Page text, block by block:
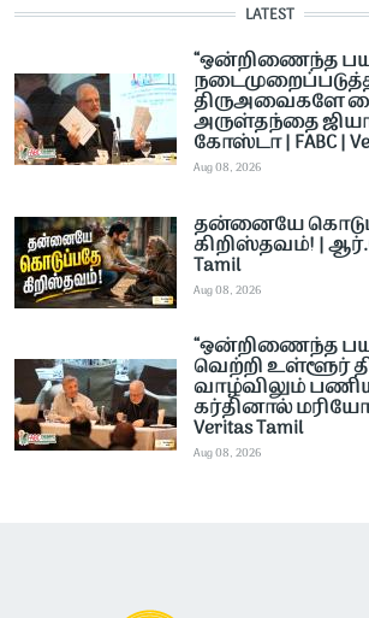
LATEST
“ஒன்றிணைந்த
திருஅவைகளே
அருள்தந்தை
கோஸ்டா | FABC |
Aug 08, 2026
தன்னையே
கிறிஸ்தவம்! |
Tamil
Aug 08, 2026
“ஒன்றிணைந்த
வெற்றி உள்ளூர்
வாழ்விலும்
கர்தினால் மரியோ
Veritas Tamil
Aug 08, 2026